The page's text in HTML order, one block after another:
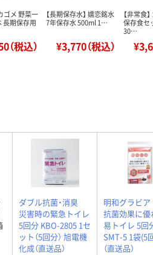
ゴメ 野菜一
長期保存用
（税込）
【長期保存水】 嬬恋銘水
7年保存水 500ml 1…
¥3,770（税込）
【非常食
保存食セ
30…
ダブル抗菌・消臭
災害時の緊急トイレ
5回分 KBO-2805 1セ
ット（5回分） 旭電機
化成（直送品）
明和グラビア
抗菌効果に優
易トイレ 5回
SMT-5 1袋(5
（直送品）